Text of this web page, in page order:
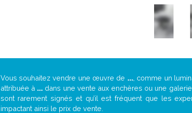
Vous souhaitez vendre une œuvre de ..., comme un
attribuée à ... dans une vente aux enchères ou une
sont rarement signés et qu’il est fréquent que les
impactant ainsi le prix de vente.